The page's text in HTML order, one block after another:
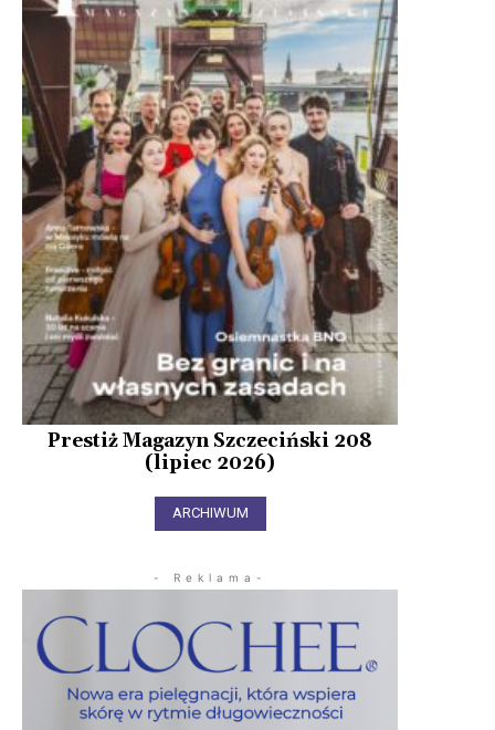
Prestiż Magazyn Szczeciński 208
(lipiec 2026)
ARCHIWUM
- Reklama-